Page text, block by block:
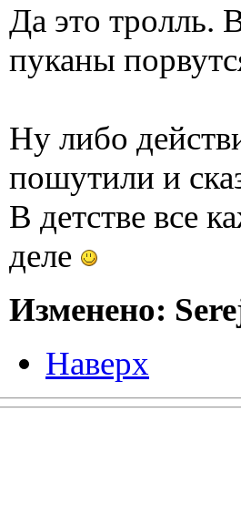
Да это тролль.
пуканы
Ну либо
пошутили и
В детстве все
деле
Изменено:
Наверх